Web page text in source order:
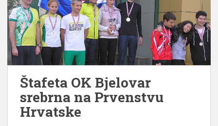
Štafeta OK Bjelovar
srebrna na Prvenstvu
Hrvatske